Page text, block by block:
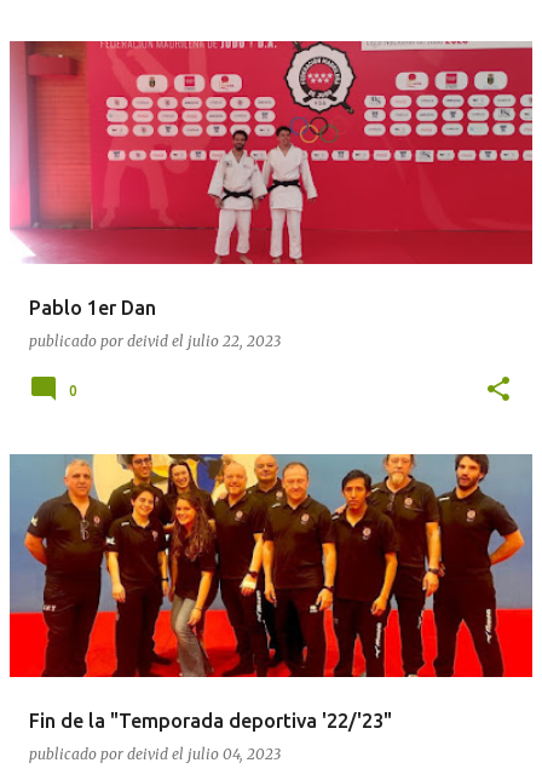
Pablo 1er Dan
publicado por deivid el julio 22, 2023
0
Fin de la "Temporada deportiva '22/'23"
publicado por deivid el julio 04, 2023